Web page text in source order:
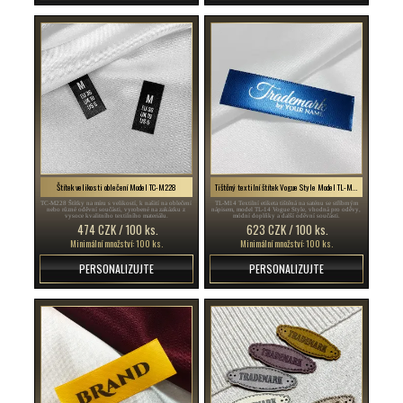
Štítek velikosti oblečení Model TC-M228
TC-M228 Štítky na míru s velikostí, k našití na oblečení
nebo různé oděvní součásti, vyrobené na zakázku z
vysoce kvalitního textilního materiálu.
474 CZK / 100 ks.
Minimální množství: 100 ks.
PERSONALIZUJTE
Tištěný textilní štítek Vogue Style Model TL-M14
TL-M14 Textilní etiketa tištěná na saténu se stříbrným
nápisem, model TL-14 Vogue Style, vhodná pro oděvy,
módní doplňky a další oděvní součásti.
623 CZK / 100 ks.
Minimální množství: 100 ks.
PERSONALIZUJTE